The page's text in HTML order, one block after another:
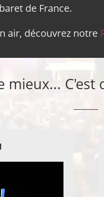
de France.
air, découvrez notre
mieux...